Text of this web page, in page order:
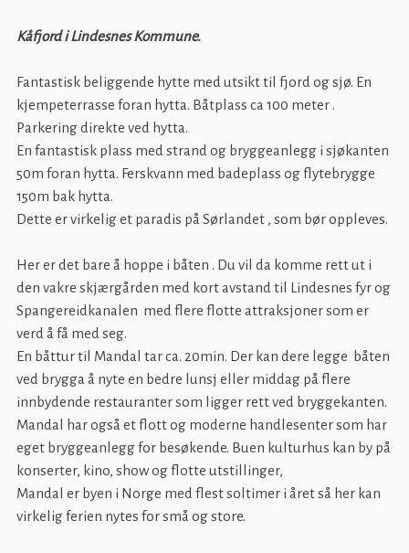
Kåfjord i Lindesnes Kommune.
Fantastisk beliggende hytte med utsikt til fjord og sjø. En
kjempeterrasse foran hytta. Båtplass ca 100 meter .
Parkering direkte ved hytta.
En fantastisk plass med strand og bryggeanlegg i sjøkanten
50m foran hytta. Ferskvann med badeplass og flytebrygge
150m bak hytta.
Dette er virkelig et paradis på Sørlandet , som bør oppleves.
Her er det bare å hoppe i båten . Du vil da komme rett ut i
den vakre skjærgården med kort avstand til Lindesnes fyr og
Spangereidkanalen med flere flotte attraksjoner som er
verd å få med seg.
En båttur til Mandal tar ca. 20min. Der kan dere legge båten
ved brygga å nyte en bedre lunsj eller middag på flere
innbydende restauranter som ligger rett ved bryggekanten.
Mandal har også et flott og moderne handlesenter som har
eget bryggeanlegg for besøkende. Buen kulturhus kan by på
konserter, kino, show og flotte utstillinger,
Mandal er byen i Norge med flest soltimer i året så her kan
virkelig ferien nytes for små og store.